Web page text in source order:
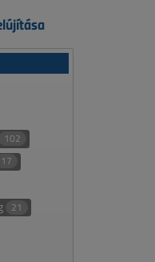
102
17
21